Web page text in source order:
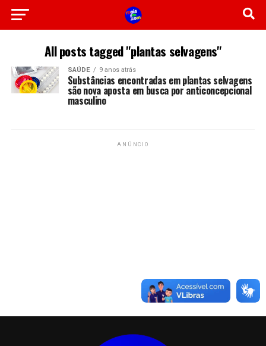
All posts tagged "plantas selvagens"
SAÚDE 9 anos atrás
Substâncias encontradas em plantas selvagens
são nova aposta em busca por anticoncepcional
masculino
ANÚNCIO